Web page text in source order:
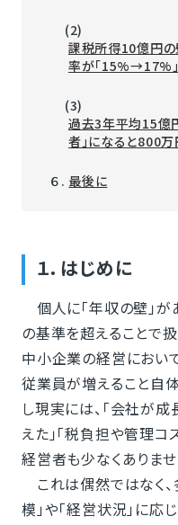
(2)
課税所得10億円
率が「15%→17%
(3)
過去3年平均15
者」になると800
６. 最後に
１．はじめに
個人に「年収の壁」が
の基準を超えることで
中小企業の経営におい
従業員が増えること自
し現実には、「会社が
えた」「税負担や管理コ
経営者も少なくありませ
これは偶然ではなく、
模」や「経営状況」に